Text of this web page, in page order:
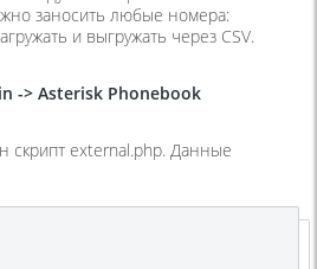
заносить любые номера:
и выгружать через CSV.
-> Asterisk Phonebook
скрипт external.php. Данные